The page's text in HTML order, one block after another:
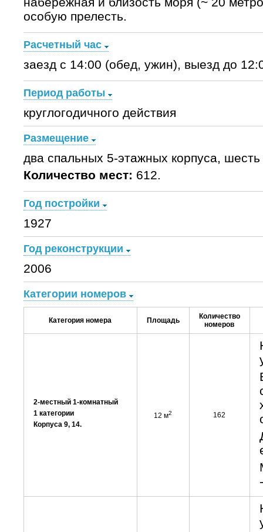
особую прелесть.
Расчетный час
заезд c 14:00 (обед, ужин), выезд до
Период работы
круглогодичного действия
Размещение
два спальных 5-этажных корпуса,
Количество мест: 612.
Год постройки
1927
Год реконструкции
2006
Категории номеров
Категория номера Площадь
Количество
номеров
2-местный 1-комнатный
1 категории
Корпуса 9, 14.
12 м2 162